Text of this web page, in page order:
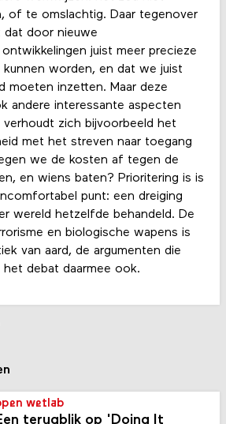
of te omslachtig. Daar tegenover
dat door nieuwe
juist meer precieze
worden, en dat we juist
moeten inzetten. Maar deze
andere interessante aspecten
zich bijvoorbeeld het
met het streven naar toegang
we de kosten af tegen de
en wiens baten? Prioritering is is
punt: een dreiging
wereld hetzelfde behandeld. De
en biologische wapens is
van aard, de argumenten die
debat daarmee ook.
wetlab
terugblik op 'Doing It